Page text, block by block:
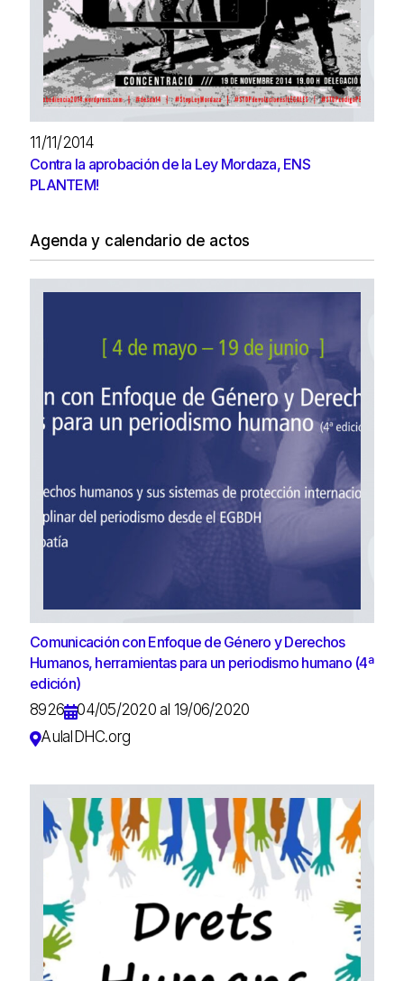
11/11/2014
Contra la aprobación de la Ley Mordaza, ENS
PLANTEM!
Agenda y calendario de actos
Comunicación con Enfoque de Género y Derechos
Humanos, herramientas para un periodismo humano (4ª
edición)
8926
04/05/2020 al 19/06/2020
AulaIDHC.org